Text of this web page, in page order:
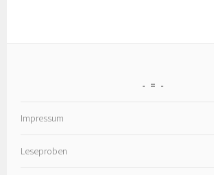
=
Impressum
Leseproben